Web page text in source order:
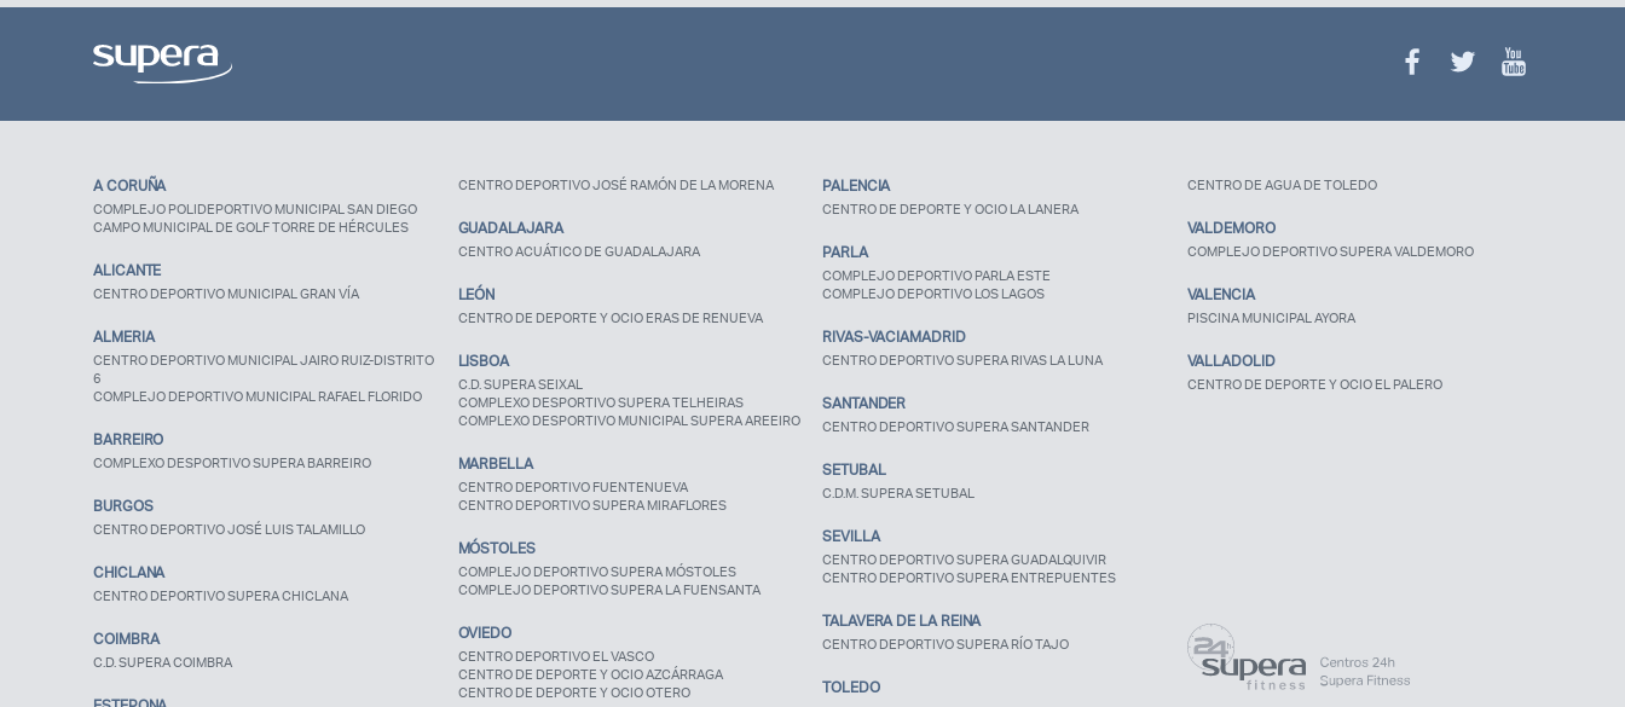
estas registrado?
contraseña?
A CORUÑA
COMPLEJO POLIDEPORTIVO MUNICIPAL SAN DIEGO
CAMPO MUNICIPAL DE GOLF TORRE DE HÉRCULES
ALICANTE
CENTRO DEPORTIVO MUNICIPAL GRAN VÍA
ALMERIA
CENTRO DEPORTIVO MUNICIPAL JAIRO RUIZ-DISTRITO
6
COMPLEJO DEPORTIVO MUNICIPAL RAFAEL FLORIDO
BARREIRO
COMPLEXO DESPORTIVO SUPERA BARREIRO
BURGOS
CENTRO DEPORTIVO JOSÉ LUIS TALAMILLO
CHICLANA
CENTRO DEPORTIVO SUPERA CHICLANA
COIMBRA
C.D. SUPERA COIMBRA
CENTRO DEPORTIVO JOSÉ RAMÓN DE LA MORENA
GUADALAJARA
CENTRO ACUÁTICO DE GUADALAJARA
LEÓN
CENTRO DE DEPORTE Y OCIO ERAS DE RENUEVA
LISBOA
C.D. SUPERA SEIXAL
COMPLEXO DESPORTIVO SUPERA TELHEIRAS
COMPLEXO DESPORTIVO MUNICIPAL SUPERA AREEIRO
MARBELLA
CENTRO DEPORTIVO FUENTENUEVA
CENTRO DEPORTIVO SUPERA MIRAFLORES
MÓSTOLES
COMPLEJO DEPORTIVO SUPERA MÓSTOLES
COMPLEJO DEPORTIVO SUPERA LA FUENSANTA
OVIEDO
CENTRO DEPORTIVO EL VASCO
CENTRO DE DEPORTE Y OCIO AZCÁRRAGA
CENTRO DE DEPORTE Y OCIO OTERO
PALENCIA
CENTRO DE DEPORTE Y OCIO LA LANERA
PARLA
COMPLEJO DEPORTIVO PARLA ESTE
COMPLEJO DEPORTIVO LOS LAGOS
RIVAS-VACIAMADRID
CENTRO DEPORTIVO SUPERA RIVAS LA LUNA
SANTANDER
CENTRO DEPORTIVO SUPERA SANTANDER
SETUBAL
C.D.M. SUPERA SETUBAL
SEVILLA
CENTRO DEPORTIVO SUPERA GUADALQUIVIR
CENTRO DEPORTIVO SUPERA ENTREPUENTES
TALAVERA DE LA REINA
CENTRO DEPORTIVO SUPERA RÍO TAJO
TOLEDO
CENTRO DE AGUA DE TOLEDO
VALDEMORO
COMPLEJO DEPORTIVO SUPERA VALDEMORO
VALENCIA
PISCINA MUNICIPAL AYORA
VALLADOLID
CENTRO DE DEPORTE Y OCIO EL PALERO